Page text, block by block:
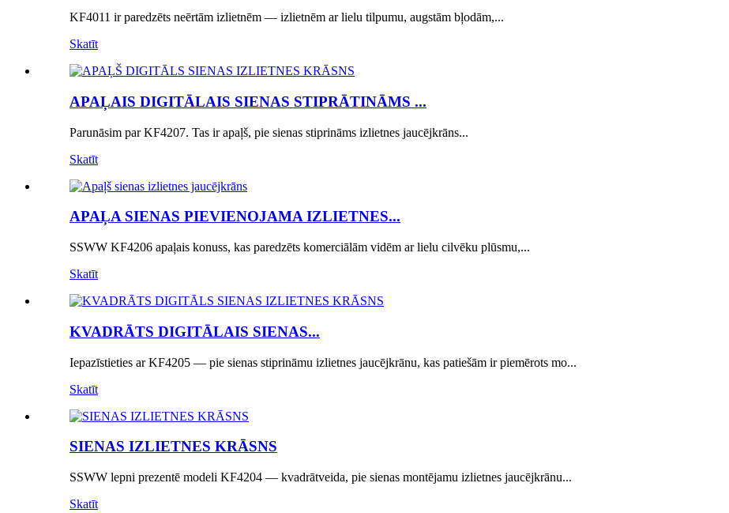
KF4011 ir paredzēts neērtām izlietnēm — izlietnēm ar lielu tilpumu, augstām bļodām,...
Skatīt
APAĻAIS DIGITĀLAIS SIENAS STIPRĀTINĀMS ...
Parunāsim par KF4207. Tas ir apaļš, pie sienas stiprināms izlietnes jaucējkrāns...
Skatīt
APAĻA SIENAS PIEVIENOJAMA IZLIETNES...
SSWW KF4206 apaļais konuss, kas paredzēts komerciālām vidēm ar lielu cilvēku plūsmu,...
Skatīt
KVADRĀTS DIGITĀLAIS SIENAS...
Iepazīstieties ar KF4205 — pie sienas stiprināmu izlietnes jaucējkrānu, kas patiešām ir piemērots mo...
Skatīt
SIENAS IZLIETNES KRĀSNS
SSWW lepni prezentē modeli KF4204 — kvadrātveida, pie sienas montējamu izlietnes jaucējkrānu...
Skatīt